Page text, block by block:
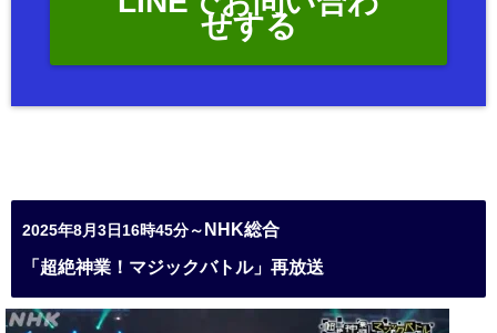
せする
2025年8月3日16時45分～ NHK総合
「超絶神業！マジックバトル」再放送